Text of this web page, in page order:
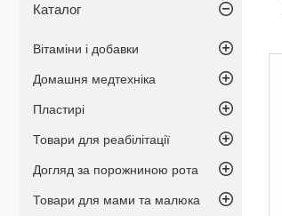
Каталог
Вітаміни і добавки
Домашня медтехніка
Пластирі
Товари для реабілітації
Догляд за порожниною рота
Товари для мами та малюка